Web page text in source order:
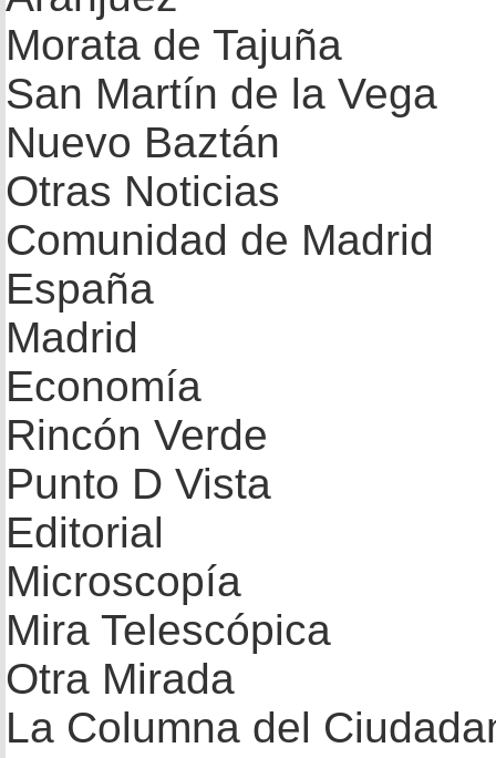
Morata de Tajuña
San Martín de la Vega
Nuevo Baztán
Otras Noticias
Comunidad de Madrid
España
Madrid
Economía
Rincón Verde
Punto D Vista
Editorial
Microscopía
Mira Telescópica
Otra Mirada
La Columna del